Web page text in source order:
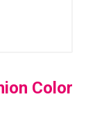
Color